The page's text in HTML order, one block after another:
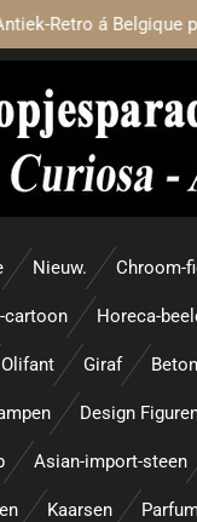
Retro á Belgique
Nieuw. Chroom-
cartoon Horeca-
Olifant Giraf
Design
Asian-import-steen
Kaarsen